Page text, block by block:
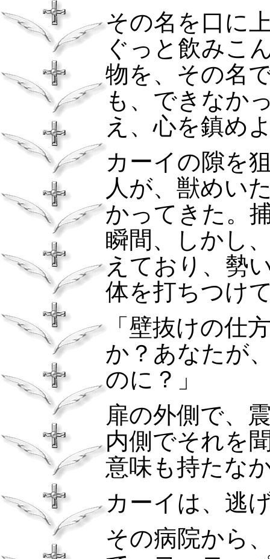
その名を口に
ぐっと飲みこ
物を、その名
も、できなか
え、心を鎮め
カーイの隙を
人が、獣めい
かってきた。
瞬間、しかし
えており、勢
体を打ちつけ
「壁抜けの仕
か？あなたが
のに？」
扉の外側で、
内側でそれを
意味も持たな
カーイは、逃
その病院から